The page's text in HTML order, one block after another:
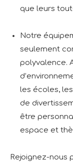
que leurs
Notre
seulement
polyvalence.
les écoles,
de
être
espace et
Rejoignez-nous